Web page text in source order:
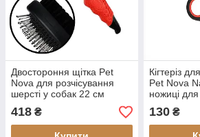
Двостороння щітка Pet
Nova для розчісування
шерсті у собак 22 см
418 ₴
Кігтеріз
Pet Nova
ножиці для
130₴